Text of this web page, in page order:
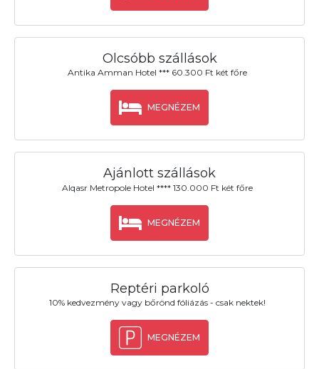
Olcsóbb szállások
Antika Amman Hotel *** 60.300 Ft két főre
MEGNÉZEM
Ajánlott szállások
Alqasr Metropole Hotel **** 130.000 Ft két főre
MEGNÉZEM
Reptéri parkoló
10% kedvezmény vagy bőrönd fóliázás - csak nektek!
MEGNÉZEM